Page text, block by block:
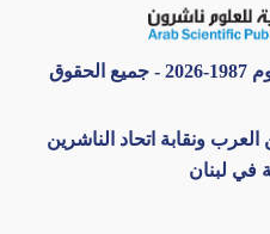
الدار العربية للعلوم 1987-2026 - جميع الحقوق
ونقابة اتحاد الناشرين
في لبنان